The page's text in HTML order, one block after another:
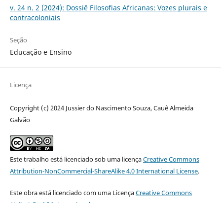
v. 24 n. 2 (2024): Dossiê Filosofias Africanas: Vozes plurais e
contracoloniais
Seção
Educação e Ensino
Licença
Copyright (c) 2024 Jussier do Nascimento Souza, Cauê Almeida
Galvão
Este trabalho está licenciado sob uma licençaCreative Commons
Attribution-NonCommercial-ShareAlike 4.0 International License.
Este obra está licenciado com uma LicençaCreative Commons